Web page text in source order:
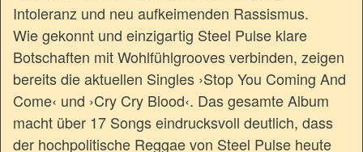
Intoleranz und neu aufkeimenden Rassismus.
Wie gekonnt und einzigartig Steel Pulse klare
Botschaften mit Wohlfühlgrooves verbinden, zeigen
bereits die aktuellen Singles ›Stop You Coming And
Come‹ und ›Cry Cry Blood‹. Das gesamte Album
macht über 17 Songs eindrucksvoll deutlich, dass
der hochpolitische Reggae von Steel Pulse heute